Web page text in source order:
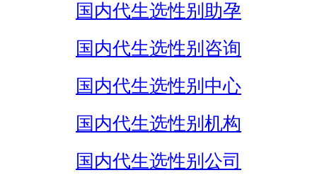
国内代生选性别助孕
国内代生选性别咨询
国内代生选性别中心
国内代生选性别机构
国内代生选性别公司